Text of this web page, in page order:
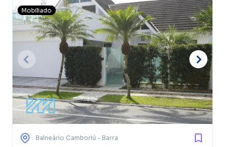
Mobiliado
Balneário Camboriú - Barra